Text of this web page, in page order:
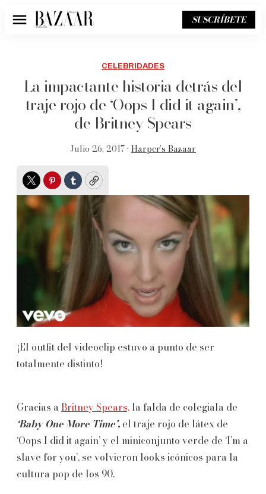
Menú SUSCRÍBETE
CELEBRIDADES
La impactante historia detrás del
traje rojo de ‘Oops I did it again’,
de Britney Spears
Julio 26, 2017 • Harper’s Bazaar
TwitterPinterest
TumblrCopy
¡El outfit del videoclip estuvo a punto de ser
totalmente distinto!
Gracias a Britney Spears, la falda de colegiala de
‘Baby One More Time’, el traje rojo de látex de
‘Oops I did it again’ y el miniconjunto verde de ‘I’m a
slave for you’, se volvieron looks icónicos para la
cultura pop de los 90.